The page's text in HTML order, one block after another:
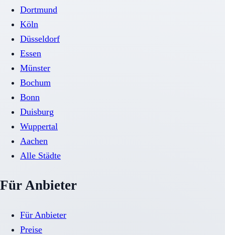
Dortmund
Köln
Düsseldorf
Essen
Münster
Bochum
Bonn
Duisburg
Wuppertal
Aachen
Alle Städte
Für Anbieter
Für Anbieter
Preise